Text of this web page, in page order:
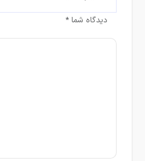
دیدگاه شما*